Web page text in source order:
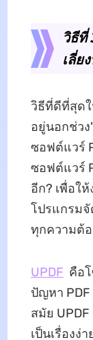
วิธีที่
เลี่ย
วิธีที่ดีที่สุด
อยู่นอกช่วง
ซอฟต์แวร์
ซอฟต์แวร์
อีก? เพื่อใ
โปรแกรมจั
ทุกความต้
UPDF คือ
ปัญหา
สมัย
เป็นเรื่องง่